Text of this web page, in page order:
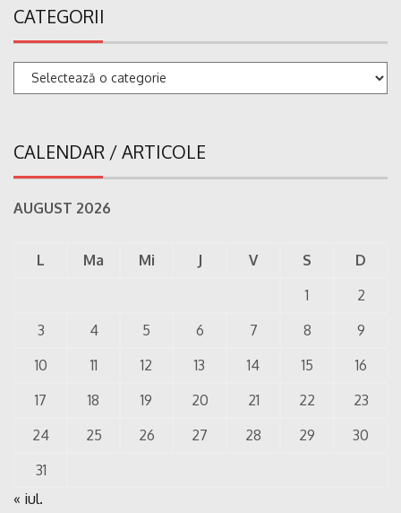
CATEGORII
Categorii
CALENDAR / ARTICOLE
AUGUST 2026
L Ma Mi J V S
D
1
2
3
4 5 6 7 8
9
10
11 12 13 14 15
16
17
18 19 20 21 22
23
24
25 26 27 28 29
30
31
« iul.